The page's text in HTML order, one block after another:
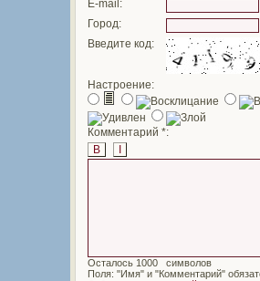
E-mail:
Город:
Введите код:
Настроение:
Комментарий *:
B
I
Осталось
символов
Поля: "Имя" и "Комментарий"